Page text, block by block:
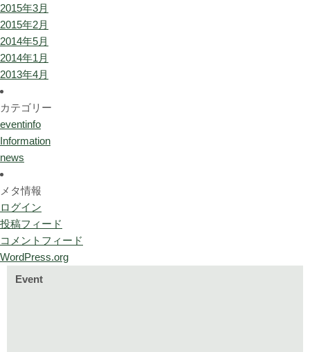
2015年3月
2015年2月
2014年5月
2014年1月
2013年4月
カテゴリー
eventinfo
Information
news
メタ情報
ログイン
投稿フィード
コメントフィード
WordPress.org
Event